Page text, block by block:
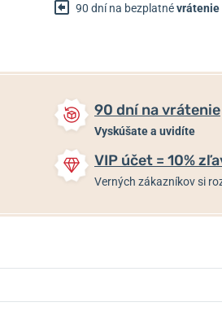
90 dní na bezplatnévrátenie
90 dní na vrátenie
Vyskúšate a uvidíte
VIP účet = 10%
Verných zákazníkov si